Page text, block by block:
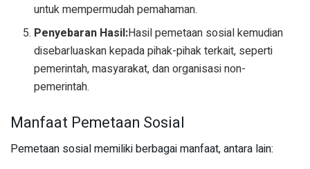
untuk mempermudah pemahaman.
Penyebaran Hasil:Hasil pemetaan sosial kemudian
disebarluaskan kepada pihak-pihak terkait, seperti
pemerintah, masyarakat, dan organisasi non-
pemerintah.
Manfaat Pemetaan Sosial
Pemetaan sosial memiliki berbagai manfaat, antara lain: